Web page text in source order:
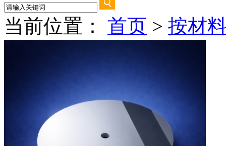
当前位置： 首页 > 按材